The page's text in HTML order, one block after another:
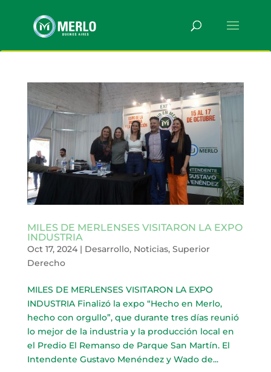
MILES DE MERLENSES VISITARON LA EXPO
INDUSTRIA
Oct 17, 2024| Desarrollo, Noticias, Superior
Derecho
MILES DE MERLENSES VISITARON LA EXPO
INDUSTRIA Finalizó la expo “Hecho en Merlo,
hecho con orgullo”, que durante tres días reunió
lo mejor de la industria y la producción local en
el Predio El Remanso de Parque San Martín. El
Intendente Gustavo Menéndez y Wado de...